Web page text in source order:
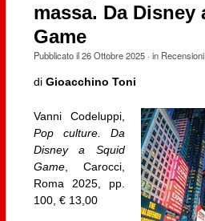
massa. Da Disney
Game
Pubblicato il26 Ottobre 2025· in Recensioni
di Gioacchino Toni
Vanni Codeluppi,
Pop culture. Da
Disney a Squid
Game, Carocci,
Roma 2025, pp.
100, € 13,00